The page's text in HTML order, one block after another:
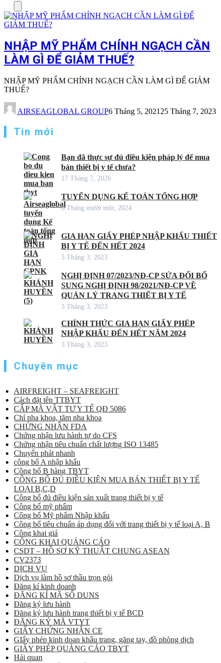
NHẬP MỸ PHẨM CHÍNH NGẠCH CẦN
LÀM GÌ ĐỂ GIẢM THUẾ?
NHẬP MỸ PHẨM CHÍNH NGẠCH CẦN LÀM GÌ ĐỂ GIẢM
THUẾ?
AIRSEAGLOBAL GROUP6 Tháng 5, 2021 25 Tháng 7, 2023
Tin mới
Bạn đã thực sự đủ điều kiện pháp lý để mua
bán thiết bị y tế chưa?
17 Tháng 7, 2026
TUYỂN DỤNG KẾ TOÁN TỔNG HỢP
6 Tháng mười một, 2024
GIA HẠN GIẤY PHÉP NHẬP KHẨU THIẾT
BỊ Y TẾ ĐẾN HẾT 2024
3 Tháng 3, 2023
NGHỊ ĐỊNH 07/2023/NĐ-CP SỬA ĐỔI BỔ
SUNG NGHỊ ĐỊNH 98/2021/NĐ-CP VỀ
QUẢN LÝ TRANG THIẾT BỊ Y TẾ
3 Tháng 3, 2023
CHÍNH THỨC GIA HẠN GIẤY PHÉP
NHẬP KHẨU ĐẾN HẾT NĂM 2024
3 Tháng 3, 2023
Chuyên mục
AIRFREIGHT – SEAFREIGHT
Cách đặt tên TTBYT
CẤP MÃ VẬT TƯ Y TẾ QĐ 5086
Chỉ nha khoa, tăm nha khoa
CHỨNG NHẬN FDA
Chứng nhận lưu hành tự do CFS
Chứng nhận tiêu chuẩn chất lượng ISO 13485
Chuyển phát nhanh
công bố A nhập khẩu
Công bố B hàng TBYT
CÔNG BỐ ĐỦ ĐIỀU KIỆN MUA BÁN THIẾT BỊ Y TẾ
LOẠI B,C,D
Công bố đủ điều kiện sản xuất trang thiết bị y tế
Công bố mỹ phẩm
Công bố Mỹ phẩm Nhập khẩu
Công bố tiêu chuẩn áp dụng đối với trang thiết bị y tế loại A, B
Công khai giá
CÔNG KHAI QUẢNG CÁO
CSDT – HỒ SƠ KỸ THUẬT CHUNG ASEAN
CV2373
DỊCH VỤ
Dịch vụ làm hồ sơ thầu trọn gói
Đăng kí kinh doanh
ĐĂNG KÍ MÃ SỐ DUNS
Đăng ký lưu hành
Đăng ký lưu hành trang thiết bị y tế BCD
ĐĂNG KÝ MÃ VTYT
GIẤY CHỨNG NHẬN CE
GIấy phép kinh doan khẩu trang, găng tay, đồ phòng dịch
GIẤY PHÉP QUẢNG CÁO TBYT
Hải quan